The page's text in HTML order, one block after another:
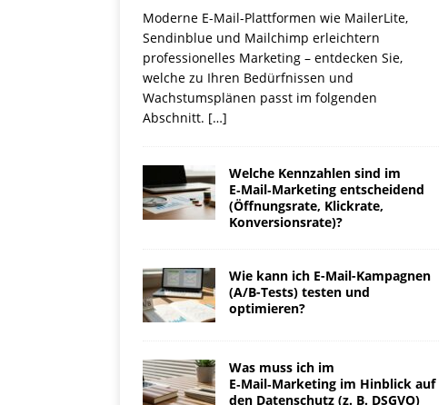
Moderne E-Mail-Plattformen wie MailerLite,
Sendinblue und Mailchimp erleichtern
professionelles Marketing – entdecken Sie,
welche zu Ihren Bedürfnissen und
Wachstumsplänen passt im folgenden
Abschnitt. […]
Welche Kennzahlen sind im
E‑Mail‑Marketing entscheidend
(Öffnungsrate, Klickrate,
Konversionsrate)?
Wie kann ich E-Mail-Kampagnen
(A/B-Tests) testen und
optimieren?
Was muss ich im
E‑Mail‑Marketing im Hinblick auf
den Datenschutz (z. B. DSGVO)